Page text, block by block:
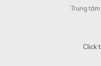
Trung
Click